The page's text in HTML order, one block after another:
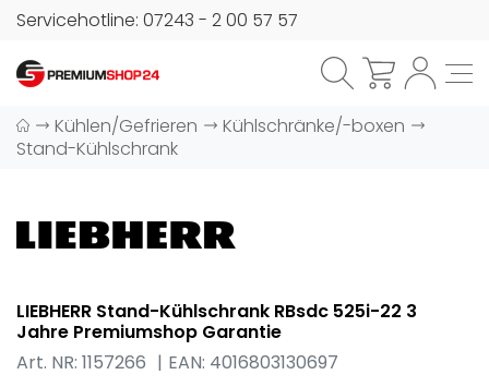
Servicehotline: 07243 - 2 00 57 57
Kühlen/Gefrieren
Kühlschränke/-boxen
Stand-Kühlschrank
LIEBHERR Stand-Kühlschrank RBsdc 525i-22 3
Jahre Premiumshop Garantie
Art. NR: 1157266
EAN: 4016803130697